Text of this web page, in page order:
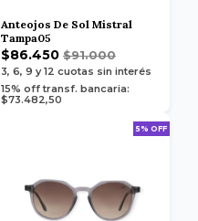
Anteojos De Sol Mistral
Tampa05
$86.450 $91.000
3, 6, 9 y 12 cuotas sin interés
15% off transf. bancaria:
$73.482,50
5% OFF